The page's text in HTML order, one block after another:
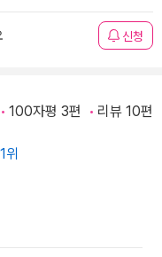
신청
100자평 3편 리뷰 10편
위